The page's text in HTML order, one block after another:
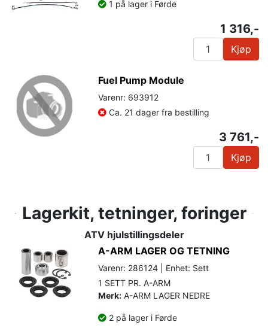
1 på lager i Førde
1 316,-
Kjøp
Fuel Pump Module
Varenr: 693912
Ca. 21 dager fra bestilling
3 761,-
Kjøp
Lagerkit, tetninger, foringer
ATV hjulstillingsdeler
A-ARM LAGER OG TETNING
Varenr: 286124 | Enhet: Sett
1 SETT PR. A-ARM
Merk: A-ARM LAGER NEDRE
2 på lager i Førde